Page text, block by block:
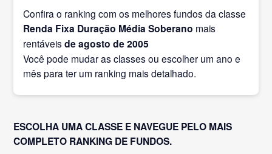
Confira o ranking com os melhores fundos da classe
Renda Fixa Duração Média Soberano mais
rentáveisde agosto de 2005
Você pode mudar as classes ou escolher um ano e
mês para ter um ranking mais detalhado.
ESCOLHA UMA CLASSE E NAVEGUE PELO MAIS
COMPLETO RANKING DE FUNDOS.